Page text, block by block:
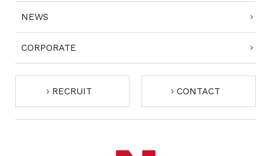
NEWS
CORPORATE
RECRUIT CONTACT